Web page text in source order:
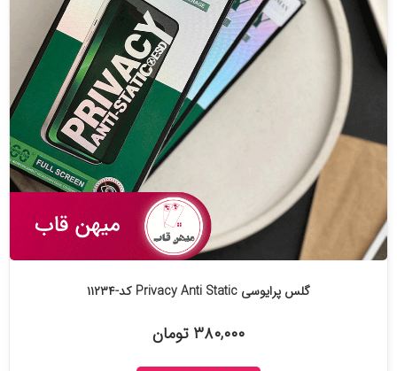
گلس پرایوسی Privacy Anti Static کد-۱۱۲۳۴
۳۸۰,۰۰۰ تومان